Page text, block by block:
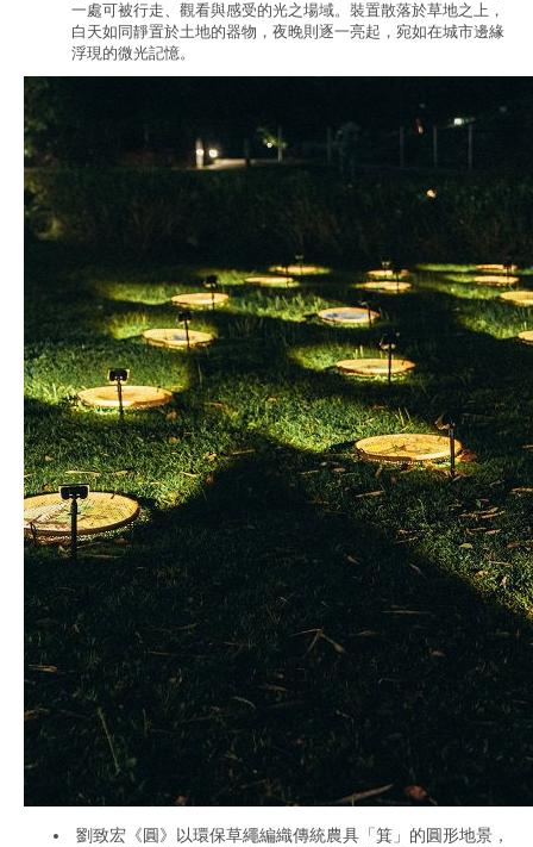
一處可被行走、觀看與感受的光之場域。裝置散落於草地之上，
白天如同靜置於土地的器物，夜晚則逐一亮起，宛如在城市邊緣
浮現的微光記憶。
劉致宏《圓》以環保草繩編織傳統農具「箕」的圓形地景，